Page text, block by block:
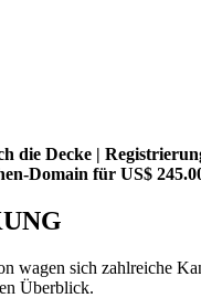
Decke |
Domain für US$
wagen sich zahlreiche
Überblick.